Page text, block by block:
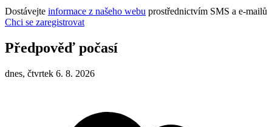
Dostávejte informace z našeho webu prostřednictvím SMS a e-mailů
Chci se zaregistrovat
Předpověď počasí
dnes, čtvrtek 6. 8. 2026